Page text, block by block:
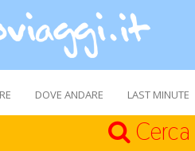
DOVE ANDARE LAST MINUTE